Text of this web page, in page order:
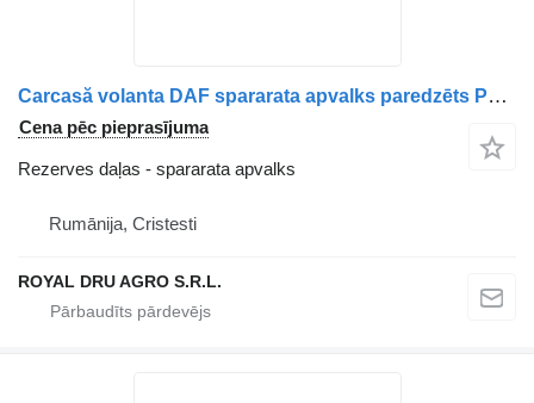
Carcasă volanta DAF spararata apvalks paredzēts Paccar 1695375 1602570 1684831 2188488 kravas automašīnas
Cena pēc pieprasījuma
Rezerves daļas - spararata apvalks
Rumānija, Cristesti
ROYAL DRU AGRO S.R.L.